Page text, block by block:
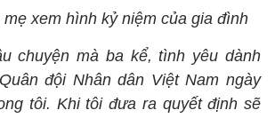
xem hình kỷ niệm của gia đình
chuyện mà ba kể, tình yêu dành
đội Nhân dân Việt Nam ngày
tôi. Khi tôi đưa ra quyết định sẽ